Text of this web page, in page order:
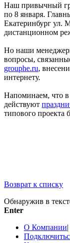
Наш привычный
по 8 января.
Екатеринбург ул.
дистанционном
Но наши
вопросы,
grouphe.ru,
интернету.
Напоминаем, что в
действуют
типового проекта
Возврат к списку
Обнаружив в
Enter
О Компании|